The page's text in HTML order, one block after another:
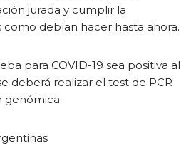
jurada y cumplir la
como debían hacer hasta ahora.
para COVID-19 sea positiva al
deberá realizar el test de PCR
genómica.